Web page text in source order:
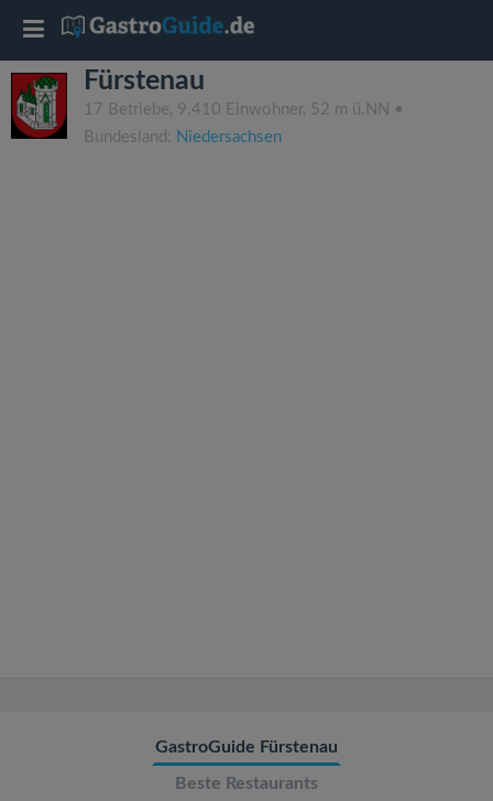
Fürstenau
17 Betriebe, 9.410 Einwohner, 52 m ü.NN •
Bundesland: Niedersachsen
GastroGuide Fürstenau
Beste Restaurants
T
o
g